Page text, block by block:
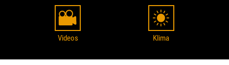
Videos Klima